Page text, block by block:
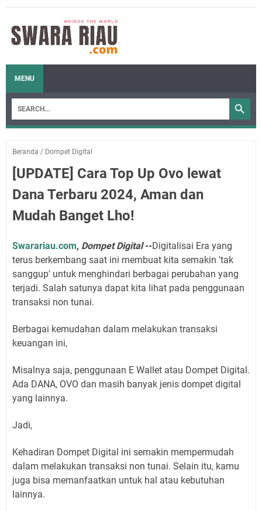
MENU
Beranda / Dompet Digital
[UPDATE] Cara Top Up Ovo lewat
Dana Terbaru 2024, Aman dan
Mudah Banget Lho!
Swarariau.com, Dompet Digital--Digitalisai Era yang
terus berkembang saat ini membuat kita semakin 'tak
sanggup' untuk menghindari berbagai perubahan yang
terjadi. Salah satunya dapat kita lihat pada penggunaan
transaksi non tunai.
Berbagai kemudahan dalam melakukan transaksi
keuangan ini,
Misalnya saja, penggunaan E Wallet atau Dompet Digital.
Ada DANA, OVO dan masih banyak jenis dompet digital
yang lainnya.
Jadi,
Kehadiran Dompet Digital ini semakin mempermudah
dalam melakukan transaksi non tunai. Selain itu, kamu
juga bisa memanfaatkan untuk hal atau kebutuhan
lainnya.